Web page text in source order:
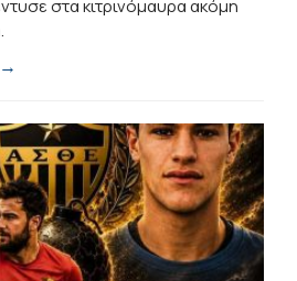
στα κιτρινόμαυρα ακόμη